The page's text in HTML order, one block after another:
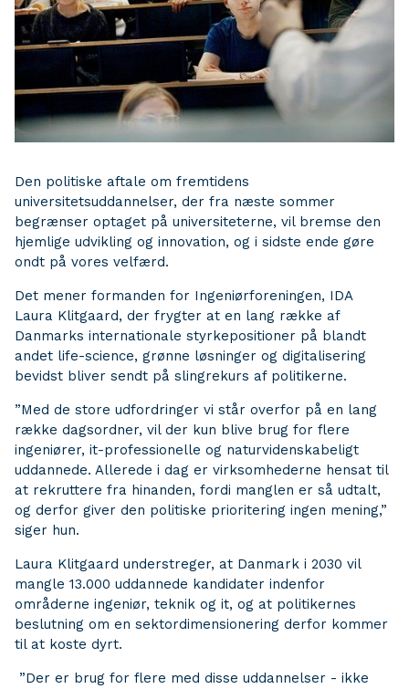
Den politiske aftale om fremtidens
universitetsuddannelser, der fra næste sommer
begrænser optaget på universiteterne, vil bremse den
hjemlige udvikling og innovation, og i sidste ende gøre
ondt på vores velfærd.
Det mener formanden for Ingeniørforeningen, IDA
Laura Klitgaard, der frygter at en lang række af
Danmarks internationale styrkepositioner på blandt
andet life-science, grønne løsninger og digitalisering
bevidst bliver sendt på slingrekurs af politikerne.
”Med de store udfordringer vi står overfor på en lang
række dagsordner, vil der kun blive brug for flere
ingeniører, it-professionelle og naturvidenskabeligt
uddannede. Allerede i dag er virksomhederne hensat til
at rekruttere fra hinanden, fordi manglen er så udtalt,
og derfor giver den politiske prioritering ingen mening,”
siger hun.
Laura Klitgaard understreger, at Danmark i 2030 vil
mangle 13.000 uddannede kandidater indenfor
områderne ingeniør, teknik og it, og at politikernes
beslutning om en sektordimensionering derfor kommer
til at koste dyrt.
”Der er brug for flere med disse uddannelser - ikke